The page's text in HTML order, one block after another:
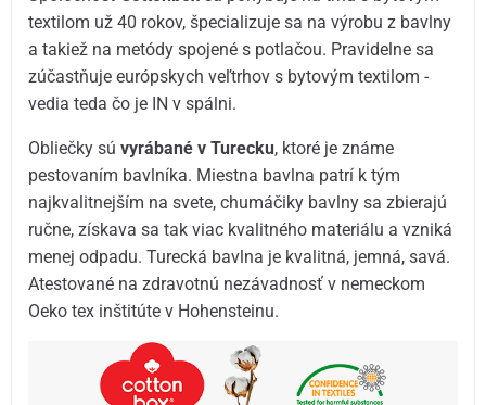
textilom už 40 rokov, špecializuje sa na výrobu z bavlny
a takiež na metódy spojené s potlačou. Pravidelne sa
zúčastňuje európskych veľtrhov s bytovým textilom -
vedia teda čo je IN v spálni.
Obliečky súvyrábané v Turecku, ktoré je známe
pestovaním bavlníka. Miestna bavlna patrí k tým
najkvalitnejším na svete, chumáčiky bavlny sa zbierajú
ručne, získava sa tak viac kvalitného materiálu a vzniká
menej odpadu. Turecká bavlna je kvalitná, jemná, savá.
Atestované na zdravotnú nezávadnosť v nemeckom
Oeko tex inštitúte v Hohensteinu.